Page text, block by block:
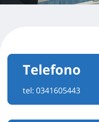
Telefono
tel: 0341605443